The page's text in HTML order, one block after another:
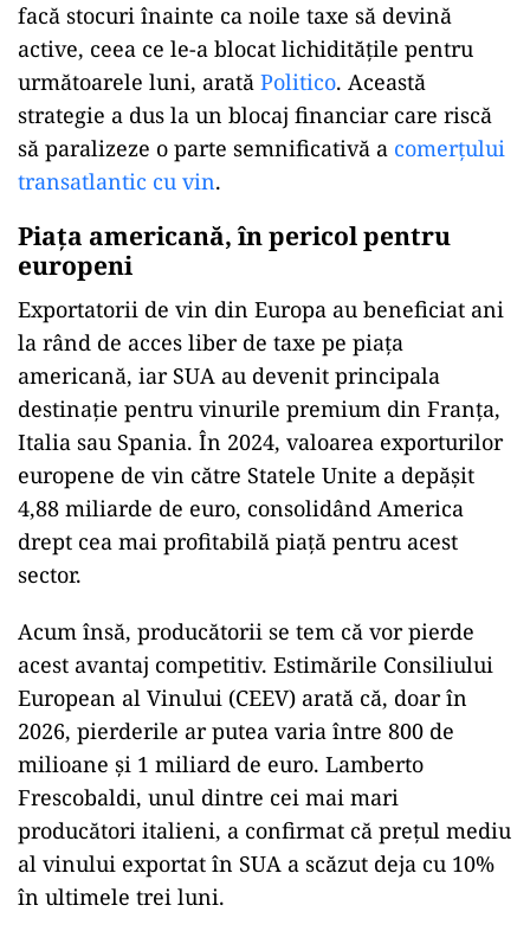
facă stocuri înainte ca noile taxe să devină
active, ceea ce le-a blocat lichiditățile pentru
următoarele luni, arată Politico. Această
strategie a dus la un blocaj financiar care riscă
să paralizeze o parte semnificativă a comerțului
transatlantic cu vin.
Piața americană, în pericol pentru
europeni
Exportatorii de vin din Europa au beneficiat ani
la rând de acces liber de taxe pe piața
americană, iar SUA au devenit principala
destinație pentru vinurile premium din Franța,
Italia sau Spania. În 2024, valoarea exporturilor
europene de vin către Statele Unite a depășit
4,88 miliarde de euro, consolidând America
drept cea mai profitabilă piață pentru acest
sector.
Acum însă, producătorii se tem că vor pierde
acest avantaj competitiv. Estimările Consiliului
European al Vinului (CEEV) arată că, doar în
2026, pierderile ar putea varia între 800 de
milioane și 1 miliard de euro. Lamberto
Frescobaldi, unul dintre cei mai mari
producători italieni, a confirmat că prețul mediu
al vinului exportat în SUA a scăzut deja cu 10%
în ultimele trei luni.